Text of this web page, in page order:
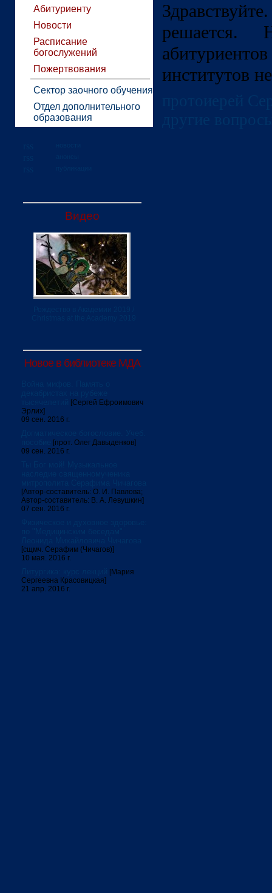
Абитуриенту
Новости
Расписание
богослужений
Пожертвования
Сектор заочного обучения
Отдел дополнительного
образования
Видео
Новое в библиотеке МДА
[Сергей Ефроимович
Эрлих]
09 сен. 2016 г.
[прот. Олег Давыденков]
09 сен. 2016 г.
[Автор-составитель: О. И. Павлова;
Автор-составитель: В. А. Левушкин]
07 сен. 2016 г.
[сщмч. Серафим (Чичагов)]
10 мая. 2016 г.
[Мария
Сергеевна Красовицкая]
21 апр. 2016 г.
решается.
институтов